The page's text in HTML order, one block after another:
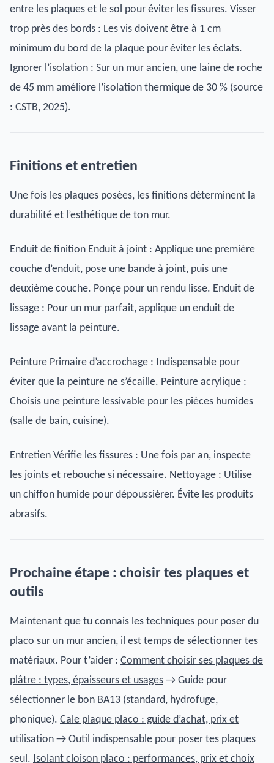
entre les plaques et le sol pour éviter les fissures. Visser
trop près des bords : Les vis doivent être à 1 cm
minimum du bord de la plaque pour éviter les éclats.
Ignorer l’isolation : Sur un mur ancien, une laine de roche
de 45 mm améliore l’isolation thermique de 30 % (source
: CSTB, 2025).
Finitions et entretien
Une fois les plaques posées, les finitions déterminent la
durabilité et l’esthétique de ton mur.
Enduit de finition Enduit à joint : Applique une première
couche d’enduit, pose une bande à joint, puis une
deuxième couche. Ponçe pour un rendu lisse. Enduit de
lissage : Pour un mur parfait, applique un enduit de
lissage avant la peinture.
Peinture Primaire d’accrochage : Indispensable pour
éviter que la peinture ne s’écaille. Peinture acrylique :
Choisis une peinture lessivable pour les pièces humides
(salle de bain, cuisine).
Entretien Vérifie les fissures : Une fois par an, inspecte
les joints et rebouche si nécessaire. Nettoyage : Utilise
un chiffon humide pour dépoussiérer. Évite les produits
abrasifs.
Prochaine étape : choisir tes plaques et
outils
Maintenant que tu connais les techniques pour poser du
placo sur un mur ancien, il est temps de sélectionner tes
matériaux. Pour t’aider : Comment choisir ses plaques de
plâtre : types, épaisseurs et usages → Guide pour
sélectionner le bon BA13 (standard, hydrofuge,
phonique). Cale plaque placo : guide d’achat, prix et
utilisation → Outil indispensable pour poser tes plaques
seul. Isolant cloison placo : performances, prix et choix